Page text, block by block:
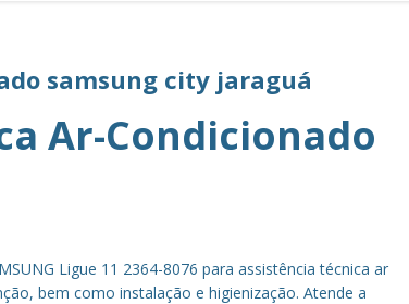
samsung city jaraguá
Ar-Condicionado
Ligue 11 2364-8076 para assistência técnica ar
bem como instalação e higienização. Atende a